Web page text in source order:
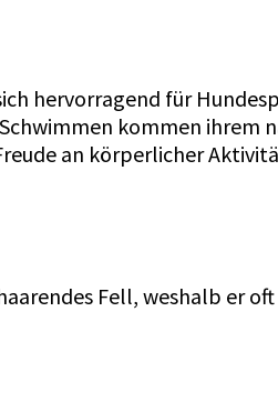
hervorragend für
kommen ihrem
an körperlicher
Fell, weshalb er